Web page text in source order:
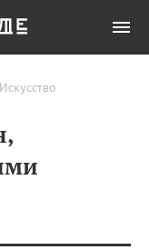
Искусство